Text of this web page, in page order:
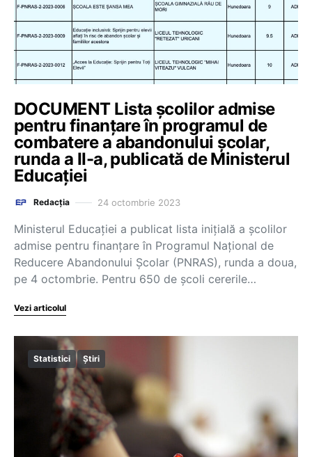
DOCUMENT Lista școlilor admise
pentru finanțare în programul de
combatere a abandonului școlar,
runda a II-a, publicată de Ministerul
Educației
Redacția 24 octombrie 2023
Ministerul Educației a publicat lista inițială a școlilor
admise pentru finanțare în Programul Național de
Reducere Abandonului Școlar (PNRAS), runda a doua,
pe 4 octombrie. Pentru 650 de școli cererile…
Vezi articolul
Statistici Știri